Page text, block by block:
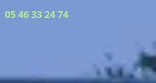
05 46 33 24 74